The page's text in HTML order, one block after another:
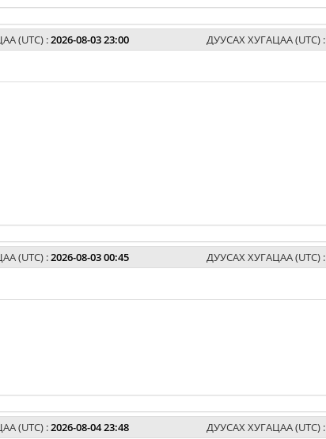
(UTC) :2026-08-03 23:00 ДУУСАХ ХУГАЦАА (UTC) :
(UTC) :2026-08-03 00:45 ДУУСАХ ХУГАЦАА (UTC) :
(UTC) :2026-08-04 23:48 ДУУСАХ ХУГАЦАА (UTC) :